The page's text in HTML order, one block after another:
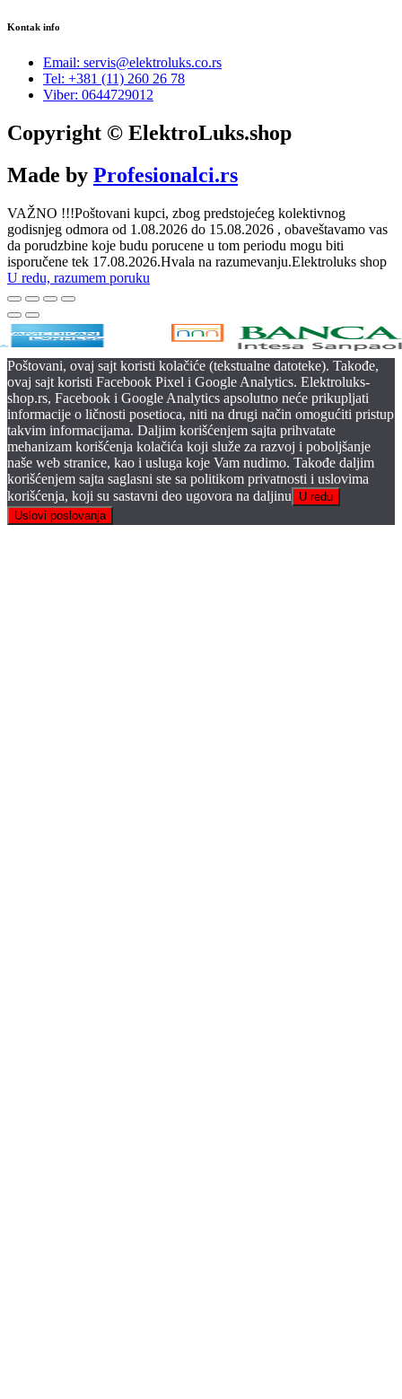
Kontak info
Email: servis@elektroluks.co.rs
Tel: +381 (11) 260 26 78
Viber: 0644729012
Copyright © ElektroLuks.shop
Made by Profesionalci.rs
VAŽNO !!!Poštovani kupci, zbog predstojećeg kolektivnog
godisnjeg odmora od 1.08.2026 do 15.08.2026 , obaveštavamo vas
da porudzbine koje budu porucene u tom periodu mogu biti
isporučene tek 17.08.2026.Hvala na razumevanju.Elektroluks shop
U redu, razumem poruku
Poštovani, ovaj sajt koristi kolačiće (tekstualne datoteke). Takođe,
ovaj sajt koristi Facebook Pixel i Google Analytics. Elektroluks-
shop.rs, Facebook i Google Analytics apsolutno neće prikupljati
informacije o ličnosti posetioca, niti na drugi način omogućiti pristup
takvim informacijama. Daljim korišćenjem sajta prihvatate
mehanizam korišćenja kolačića koji služe za razvoj i poboljšanje
naše web stranice, kao i usluga koje Vam nudimo. Takođe daljim
korišćenjem sajta saglasni ste sa politikom privatnosti i uslovima
korišćenja, koji su sastavni deo ugovora na daljinu
U redu
Uslovi poslovanja